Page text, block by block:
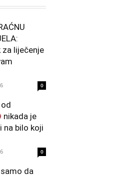
za liječenje
0
nikada je
na bilo koji
0
da